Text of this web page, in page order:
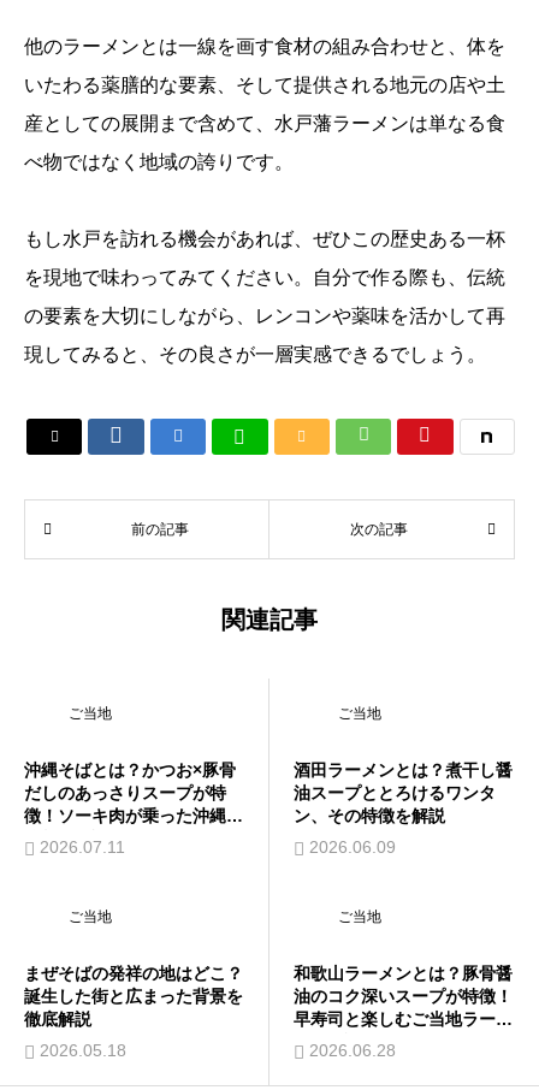
他のラーメンとは一線を画す食材の組み合わせと、体を
いたわる薬膳的な要素、そして提供される地元の店や土
産としての展開まで含めて、水戸藩ラーメンは単なる食
べ物ではなく地域の誇りです。
もし水戸を訪れる機会があれば、ぜひこの歴史ある一杯
を現地で味わってみてください。自分で作る際も、伝統
の要素を大切にしながら、レンコンや薬味を活かして再
現してみると、その良さが一層実感できるでしょう。
     
前の記事 次の記事
関連記事
ご当地
沖縄そばとは？かつお×豚骨
だしのあっさりスープが特
徴！ソーキ肉が乗った沖縄伝
統麺を解説
2026.07.11
ご当地
酒田ラーメンとは？煮干し醤
油スープととろけるワンタ
ン、その特徴を解説
2026.06.09
ご当地
まぜそばの発祥の地はどこ？
誕生した街と広まった背景を
徹底解説
2026.05.18
ご当地
和歌山ラーメンとは？豚骨醤
油のコク深いスープが特徴！
早寿司と楽しむご当地ラーメ
ンを解説
2026.06.28